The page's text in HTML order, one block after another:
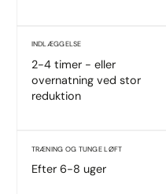
INDLÆGGELSE
2-4 timer - eller
overnatning ved stor
reduktion
TRÆNING OG TUNGE LØFT
Efter 6-8 uger